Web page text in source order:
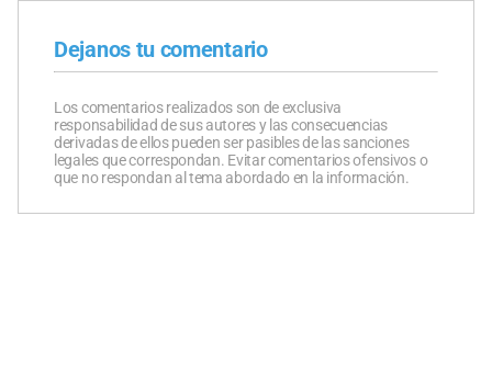
Dejanos tu comentario
Los comentarios realizados son de exclusiva
responsabilidad de sus autores y las consecuencias
derivadas de ellos pueden ser pasibles de las sanciones
legales que correspondan. Evitar comentarios ofensivos o
que no respondan al tema abordado en la información.